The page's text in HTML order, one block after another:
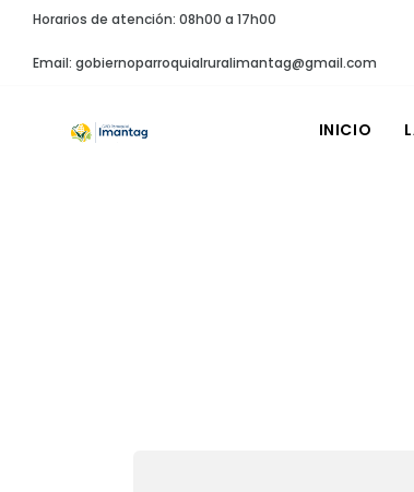
Horarios de atención: 08h00 a 17h00
Email: gobiernoparroquialruralimantag@gmail.com
INICIO